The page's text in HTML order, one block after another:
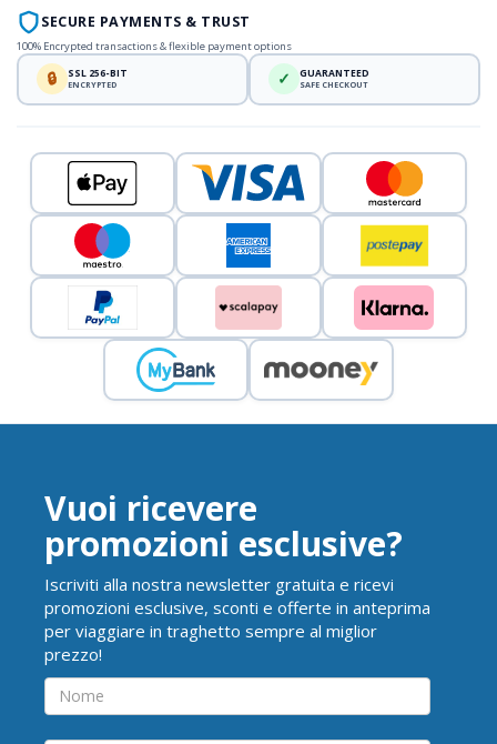
SECURE PAYMENTS & TRUST
100% Encrypted transactions & flexible payment options
🔒 SSL 256-BIT
ENCRYPTED ✓ GUARANTEED
SAFE CHECKOUT
Vuoi ricevere
promozioni esclusive?
Iscriviti alla nostra newsletter gratuita e ricevi
promozioni esclusive, sconti e offerte in anteprima
per viaggiare in traghetto sempre al miglior
prezzo!